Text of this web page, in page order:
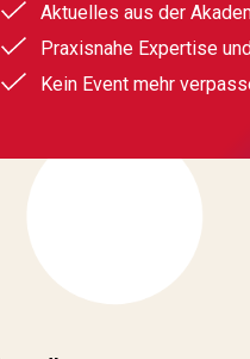
Aktuelles aus der
Praxisnahe Expertise
Kein Event mehr